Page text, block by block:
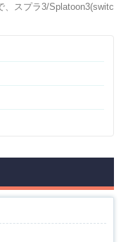
、スプラ3/Splatoon3(switc